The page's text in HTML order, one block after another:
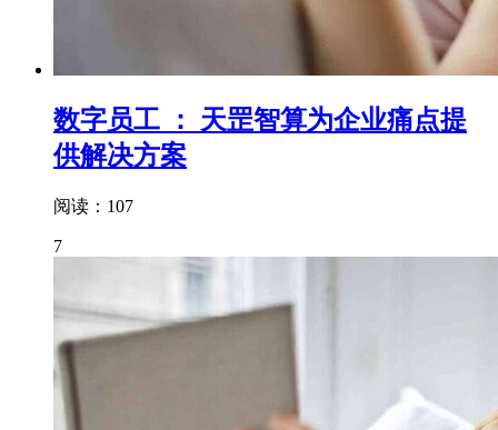
数字员工 ： 天罡智算为企业痛点提
供解决方案
阅读：107
7